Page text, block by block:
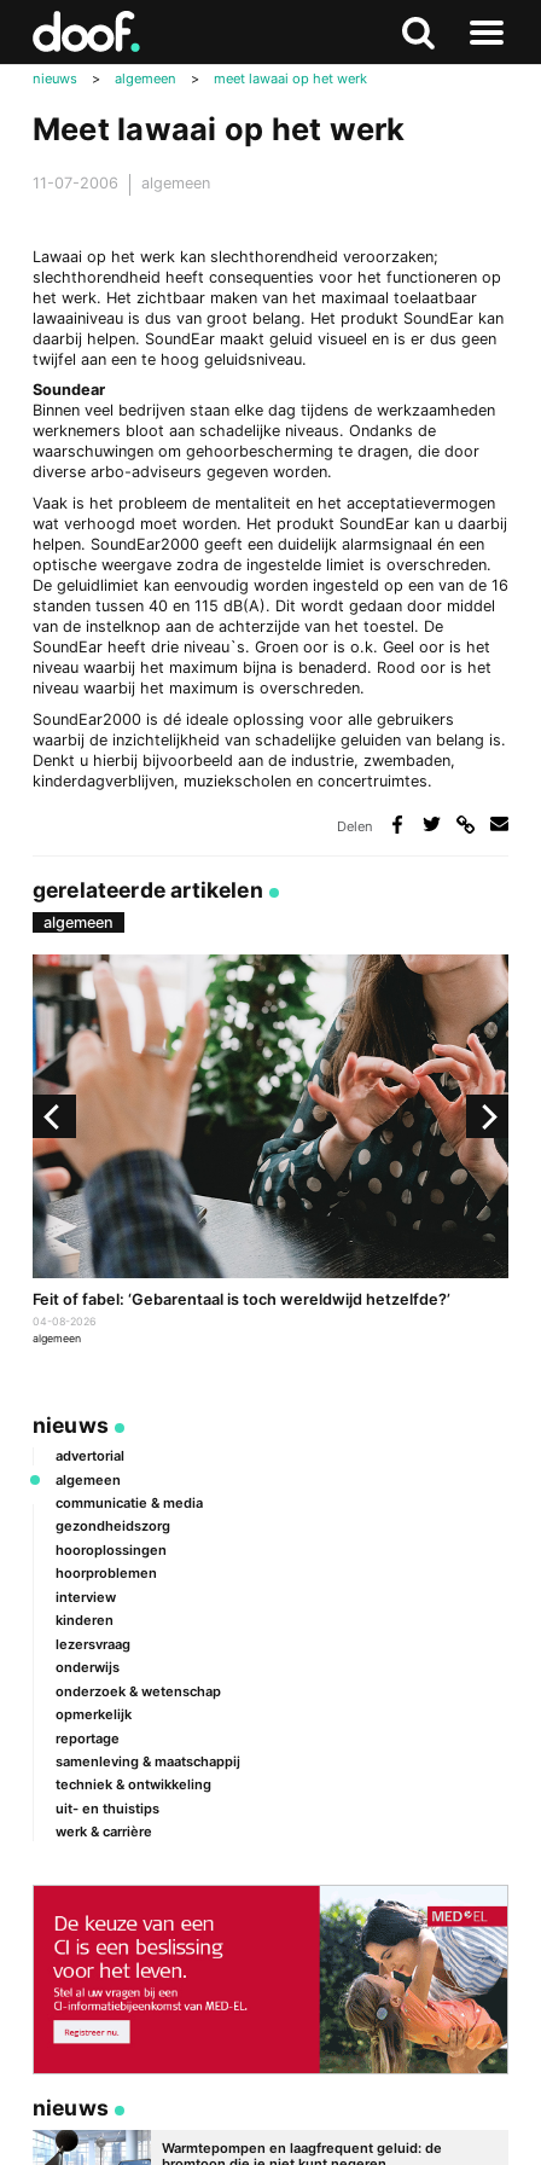
Zoeken
Naar
nieuws > algemeen > meet lawaai op het werk
Meet lawaai op het werk
11-07-2006 algemeen
Lawaai op het werk kan slechthorendheid veroorzaken;
slechthorendheid heeft consequenties voor het functioneren op
het werk. Het zichtbaar maken van het maximaal toelaatbaar
lawaainiveau is dus van groot belang. Het produkt SoundEar kan
daarbij helpen. SoundEar maakt geluid visueel en is er dus geen
twijfel aan een te hoog geluidsniveau.
Soundear
Binnen veel bedrijven staan elke dag tijdens de werkzaamheden
werknemers bloot aan schadelijke niveaus. Ondanks de
waarschuwingen om gehoorbescherming te dragen, die door
diverse arbo-adviseurs gegeven worden.
Vaak is het probleem de mentaliteit en het acceptatievermogen
wat verhoogd moet worden. Het produkt SoundEar kan u daarbij
helpen. SoundEar2000 geeft een duidelijk alarmsignaal én een
optische weergave zodra de ingestelde limiet is overschreden.
De geluidlimiet kan eenvoudig worden ingesteld op een van de 16
standen tussen 40 en 115 dB(A). Dit wordt gedaan door middel
van de instelknop aan de achterzijde van het toestel. De
SoundEar heeft drie niveau`s. Groen oor is o.k. Geel oor is het
niveau waarbij het maximum bijna is benaderd. Rood oor is het
niveau waarbij het maximum is overschreden.
SoundEar2000 is dé ideale oplossing voor alle gebruikers
waarbij de inzichtelijkheid van schadelijke geluiden van belang is.
Denkt u hierbij bijvoorbeeld aan de industrie, zwembaden,
kinderdagverblijven, muziekscholen en concertruimtes.
Delen
gerelateerde artikelen
algemeen
Feit of fabel: ‘Gebarentaal is toch wereldwijd hetzelfde?’
04-08-2026
algemeen
nieuws
advertorial
algemeen
communicatie & media
gezondheidszorg
hooroplossingen
hoorproblemen
interview
kinderen
lezersvraag
onderwijs
onderzoek & wetenschap
opmerkelijk
reportage
samenleving & maatschappij
techniek & ontwikkeling
uit- en thuistips
werk & carrière
nieuws
Warmtepompen en laagfrequent geluid: de
Doof.nl
Zoeken